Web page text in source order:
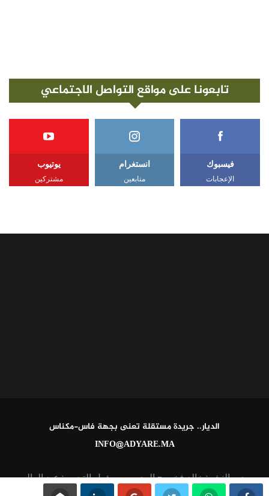
تابعونا على مواقع التواصل الاجتماعي
فيسبوك
الإعجابات
انستغرام
متابعين
يوتيوب
مشتركين
الديار.. جريدة مستقلة تعنى بجهة فاس-مكناس
INFO@ADYARE.MA
مدير النشر: خالد فخير - المدير ومسؤول التحرير: عبد العالي
القاطي